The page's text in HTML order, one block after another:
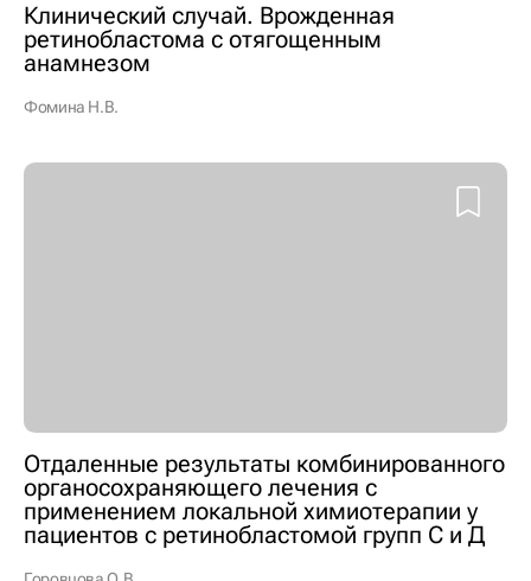
Клинический случай. Врожденная
ретинобластома с отягощенным
анамнезом
Фомина Н.В.
Отдаленные результаты комбинированного
органосохраняющего лечения с
применением локальной химиотерапии у
пациентов с ретинобластомой групп С и Д